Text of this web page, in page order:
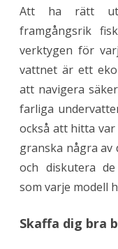
Att ha rätt
framgångsrik
verktygen för
vattnet är ett
att navigera
farliga
också att hitta
granska några av
och diskutera
som varje modell
Skaffa dig bra